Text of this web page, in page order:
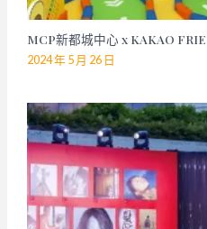
MCP新都城中心 x KAKAO
2024 年 5 月 26 日